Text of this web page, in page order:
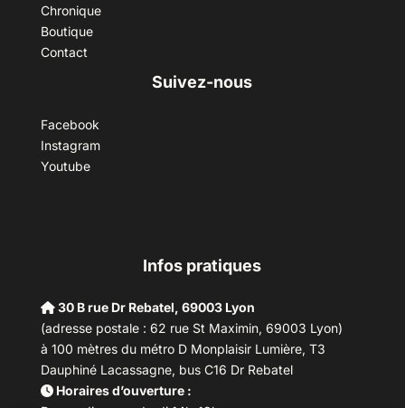
Chronique
Boutique
Contact
Suivez-nous
Facebook
Instagram
Youtube
Infos pratiques
30 B rue Dr Rebatel, 69003 Lyon
(adresse postale : 62 rue St Maximin, 69003 Lyon)
à 100 mètres du métro D Monplaisir Lumière, T3
Dauphiné Lacassagne, bus C16 Dr Rebatel
Horaires d’ouverture :